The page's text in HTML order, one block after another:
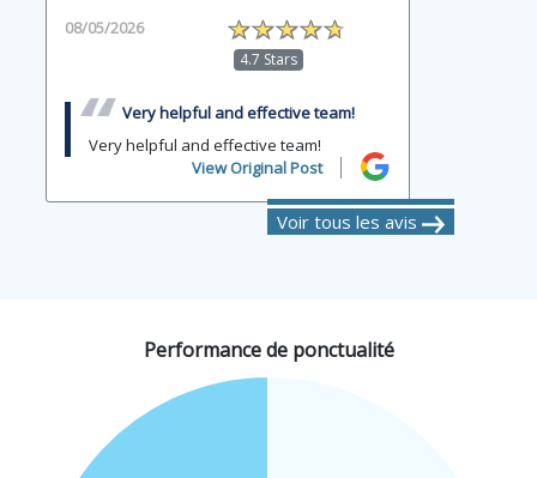
08/05/2026
4.7 Stars
Very helpful and effective team!
Very helpful and effective team!
View Original Post
Voir tous les avis
Performance de ponctualité